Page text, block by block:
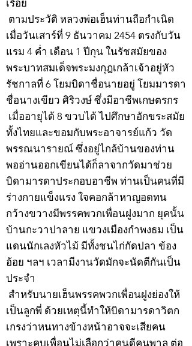
เรื่อย
ตามประวัติ หลวงพ่อเฮ็นท่านถือกำเนิด
เมื่อวันเสาร์ที่ 9 ธันวาคม 2454 ตรงกับวัน
แรม 4 ค่ำ เดือน 1 ปีกุน ในรัชสมัยของ
พระบาทสมเด็จพระมงกุฎเกล้าเจ้าอยู่หัว
รัชกาลที่ 6 โยมบิดาชื่อนายอยู่ โยมมารดา
ชื่อนางเขียว ศิริวงษ์ ซึ่งมีอาชีพเกษตรกร
เมื่ออายุได้ 8 ขวบได้ ไปศึกษาอักขระสมัย
ทั้งไทยและขอมกับพระอาจารย์แก้ว วัด
พรรณนารายณ์ ซึ่งอยู่ไกล้บ้านของท่าน
พออ่านออกเขียนได้ก็ลาจากวัดมาช่วย
บิดามารดาประกอบอาชีพ ท่านเป็นคนที่มี
ร่างกายแข็งแรง ใจคอกล้าหาญอดทน
กว้างขวางมีพรรคพวกเพื่อนฝูงมาก ยุคนั้น
บ้านกะวาปาลาย แขวงเมืองกำพงธม เป็น
แดนนักเลงหัวไม้ มีทั้งชนไก่กัดปลา ข้อง
อ้อย ฯลฯ เวลามีงานวัดมักจะนัดตีกันเป็น
ประจำ
สำหรับนายเฮ็นพรรคพวกเพื่อนฝูงย่องให้
เป็นลูกพี่ ด้วยเหตุนี้ทำให้บิดามารดาวิตก
เกรงว่าหนทางข้างหน้าอาจจะเสียคน
เพราะคบเพื่อนไม่เลือกว่าคนดีคนพาล ต่อ